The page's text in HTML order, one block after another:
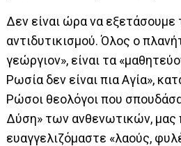
Δεν είναι ώρα να εξετάσουμε
αντιδυτικισμού. Όλος ο
γεώργιον», είναι τα
Ρωσία δεν είναι πια Αγία»,
Ρώσοι θεολόγοι που
Δύση» των ανθενωτικών, μας
ευαγγελιζόμαστε «λαούς,